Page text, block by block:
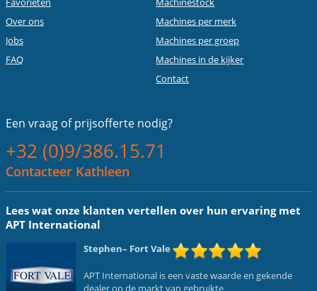
Over ons
Jobs
FAQ
Machines per merk
Machines per groep
Machines in de kijker
Contact
Een vraag ofprijsofferte nodig?
+32 (0)9/386.15.71
Contacteer Kathleen
Lees wat onze klanten vertellen over hun ervaring met
APT International
Stephen– Fort Vale
APT International is een vaste waarde en gekende
dealer op de markt van gebruikte